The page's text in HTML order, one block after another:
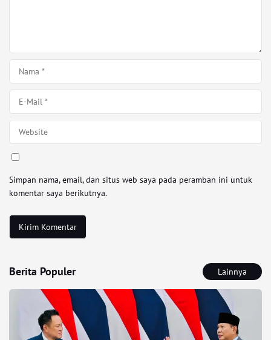
Simpan nama, email, dan situs web saya pada peramban ini untuk
komentar saya berikutnya.
Berita Populer Lainnya